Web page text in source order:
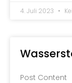
4. Juli 2023
Post Content